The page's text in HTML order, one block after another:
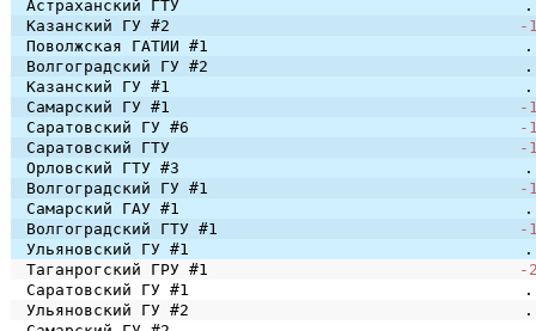
Астраханский ГТУ
.
Казанский ГУ #2
-
Поволжская ГАТИИ #1
.
Волгоградский ГУ #2
.
Казанский ГУ #1
.
Самарский ГУ #1
-
Саратовский ГУ #6
-
Саратовский ГТУ
-
Орловский ГТУ #3
.
Волгоградский ГУ #1
-
Самарский ГАУ #1
.
Волгоградский ГТУ #1
-
Ульяновский ГУ #1
.
Таганрогский ГРУ #1
-
Саратовский ГУ #1
.
Ульяновский ГУ #2
.